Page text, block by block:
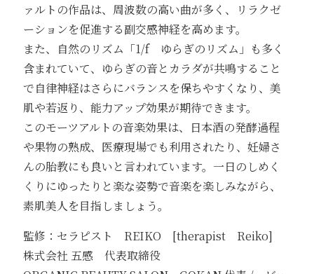
ァルトの作品は、周波数の高い曲が多く、リラクゼ
ーションを促進する副交感神経を高めます。
また、自然のリズム「1/f ゆらぎのリズム」も多く
含まれていて、ゆらぎの音とカラダが共鳴すること
で自律神経はさらにバランスを保ちやすくなり、美
肌や若返り、能力アップ効果が期待できます。
このモーツアルトの音楽効果は、日本酒の発酵過程
や果物の熟成、医療現場でも利用されたり、妊婦さ
んの胎教にも良いと言われています。一日のしめく
くりにゆったりと楽な姿勢で音楽を楽しみながら、
素肌美人を目指しましょう。
監修：セラピスト REIKO [therapist Reiko]
株式会社 五感 代表取締役